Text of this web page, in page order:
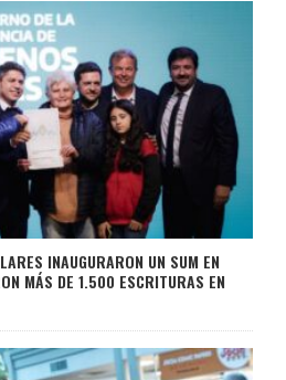
INAUGURARON UN SUM EN
MÁS DE 1.500 ESCRITURAS EN